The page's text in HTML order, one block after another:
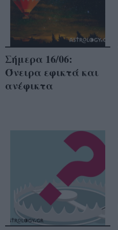
Σήμερα 16/06:
Όνειρα εφικτά και
ανέφικτα